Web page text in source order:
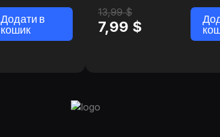
Додати в
кошик
13,99$
7,99 $